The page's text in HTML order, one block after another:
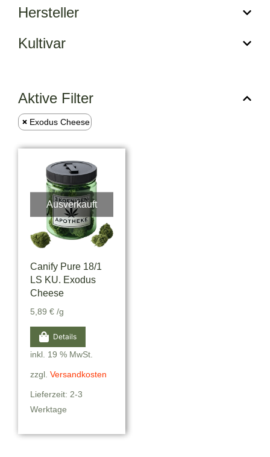
Hersteller
Kultivar
Aktive Filter
Exodus Cheese
Ausverkauft
Canify Pure 18/1
LS KU. Exodus
Cheese
5,89 € /g
Details
inkl. 19 % MwSt.
zzgl. Versandkosten
Lieferzeit: 2-3
Werktage